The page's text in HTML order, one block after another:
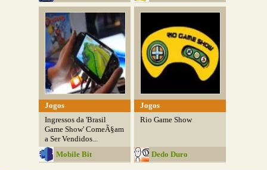
Jogos
Ingressos da 'Brasil
Game Show' ComeÃ§am
a Ser Vendidos...
Mobile Bit
Jogos
Rio Game Show
Dedo Duro